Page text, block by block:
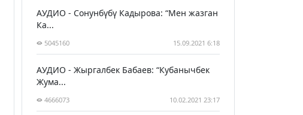
АУДИО - Сонунбүбү Кадырова: “Мен жазган
Ка...
5045160 15.09.2021 6:18
АУДИО - Жыргалбек Бабаев: “Кубанычбек
Жума...
4666073 10.02.2021 23:17